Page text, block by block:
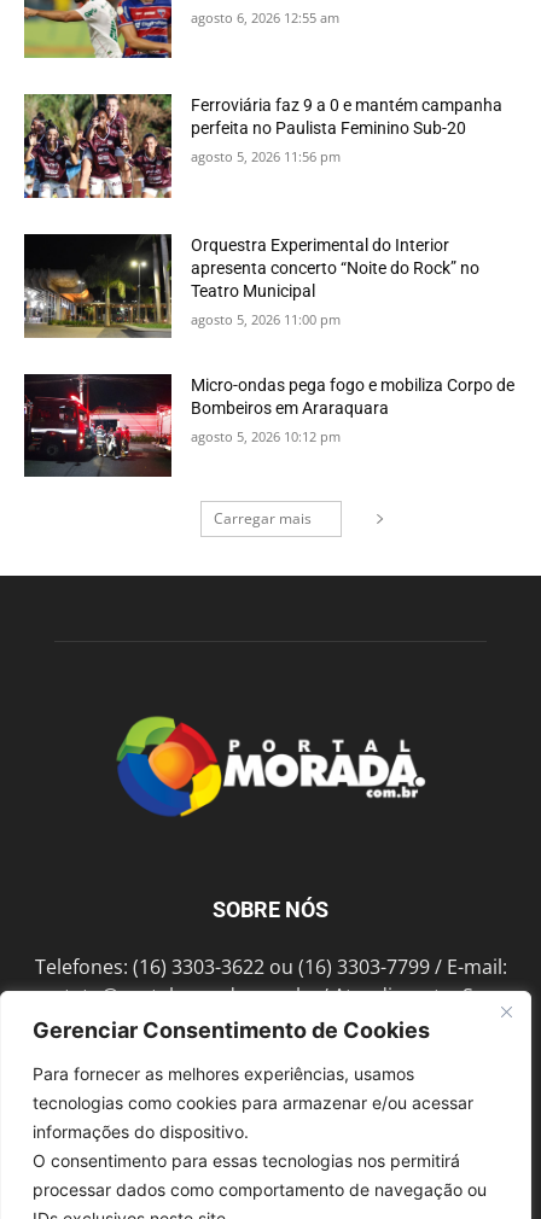
Gerenciar Consentimento de Cookies
Para fornecer as melhores experiências, usamos
tecnologias como cookies para armazenar e/ou acessar
informações do dispositivo.
O consentimento para essas tecnologias nos permitirá
processar dados como comportamento de navegação ou
agosto 6, 2026 12:55 am
Ferroviária faz 9 a 0 e mantém campanha
perfeita no Paulista Feminino Sub-20
agosto 5, 2026 11:56 pm
Orquestra Experimental do Interior
apresenta concerto “Noite do Rock” no
Teatro Municipal
agosto 5, 2026 11:00 pm
Micro-ondas pega fogo e mobiliza Corpo de
Bombeiros em Araraquara
agosto 5, 2026 10:12 pm
Carregar mais
SOBRE NÓS
Telefones: (16) 3303-3622 ou (16) 3303-7799 / E-mail:
contato@portalmorada.com.br/ Atendimento: Seg a
Sex das 8h às 18h / Endereço: Av. Bento de Abreu, 889
SIGA-NOS